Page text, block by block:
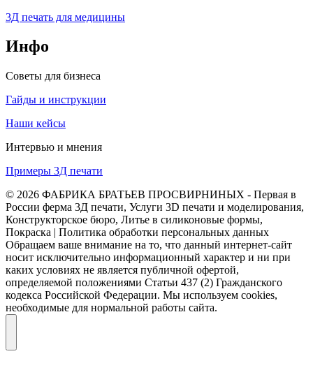
3Д печать для медицины
Инфо
Советы для бизнеса
Гайды и инструкции
Наши кейсы
Интервью и мнения
Примеры 3Д печати
© 2026 ФАБРИКА БРАТЬЕВ ПРОСВИРНИНЫХ - Первая в
России ферма 3Д печати, Услуги 3D печати и моделирования,
Конструкторское бюро, Литье в силиконовые формы,
Покраска | Политика обработки персональных данных
Обращаем ваше внимание на то, что данный интернет-сайт
носит исключительно информационный характер и ни при
каких условиях не является публичной офертой,
определяемой положениями Статьи 437 (2) Гражданского
кодекса Российской Федерации. Мы используем cookies,
необходимые для нормальной работы сайта.